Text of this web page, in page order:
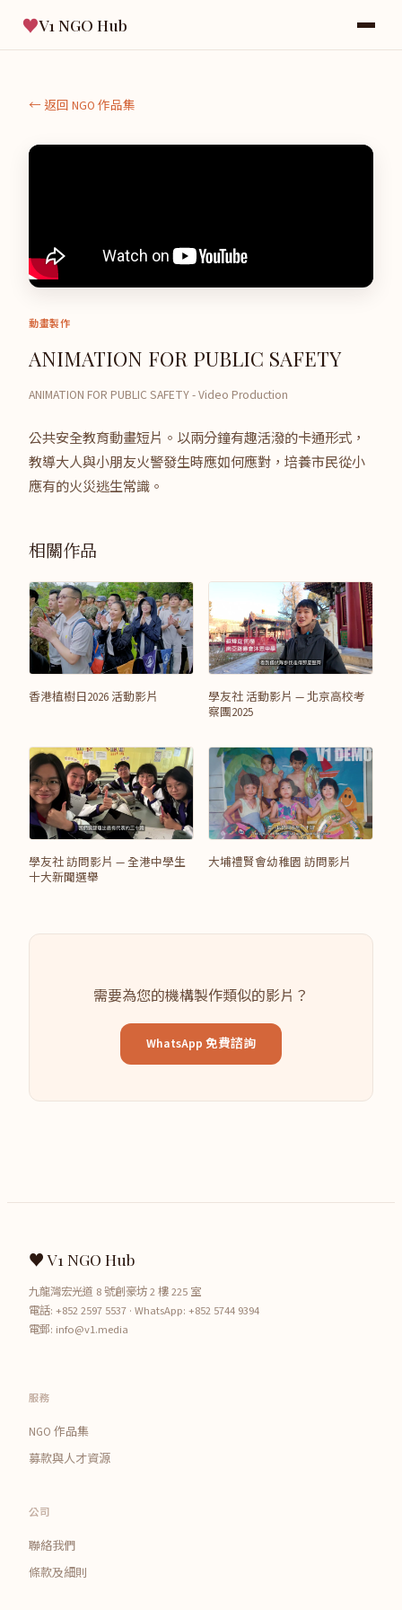
♥V1 NGO Hub
← 返回 NGO 作品集
動畫製作
ANIMATION FOR PUBLIC SAFETY
ANIMATION FOR PUBLIC SAFETY - Video Production
公共安全教育動畫短片。以兩分鐘有趣活潑的卡通形式，
教導大人與小朋友火警發生時應如何應對，培養市民從小
應有的火災逃生常識。
相關作品
香港植樹日2026 活動影片
學友社 活動影片 — 北京高校考
察團2025
學友社 訪問影片 — 全港中學生
十大新聞選舉
大埔禮賢會幼稚園 訪問影片
需要為您的機構製作類似的影片？
WhatsApp 免費諮詢
♥ V1 NGO Hub
九龍灣宏光道 8 號創豪坊 2 樓 225 室
電話: +852 2597 5537 · WhatsApp: +852 5744 9394
電郵: info@v1.media
服務
NGO 作品集
募款與人才資源
公司
聯絡我們
條款及細則